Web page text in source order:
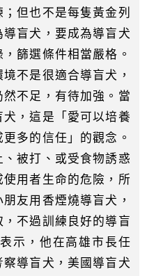
但也不是每隻黃金列
盲犬，要成為導盲犬
篩選條件相當嚴格。
不是很適合導盲犬，
不足，有待加強。當
，這是「愛可以培養
多的信任」的觀念。
被打、或受食物誘惑
用者生命的危險，所
友用香煙燒導盲犬，
不過訓練良好的導盲
示，他在高雄市長任
導盲犬，美國導盲犬